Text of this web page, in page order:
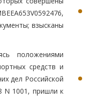
взысканы
положениями
средств и
дел Российской
N 1001, пришли к